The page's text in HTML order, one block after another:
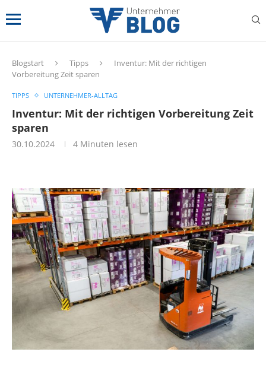
Blogstart Tipps
Inventur: Mit der richtigen
Vorbereitung Zeit sparen
TIPPS UNTERNEHMER-ALLTAG
Inventur: Mit der richtigen Vorbereitung Zeit
sparen
30.10.2024 4 Minuten lesen